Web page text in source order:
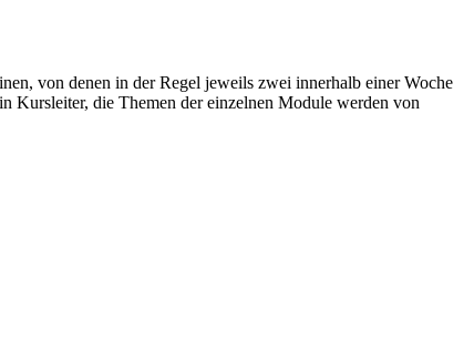
von denen in der Regel jeweils zwei innerhalb einer Woche
Kursleiter, die Themen der einzelnen Module werden von